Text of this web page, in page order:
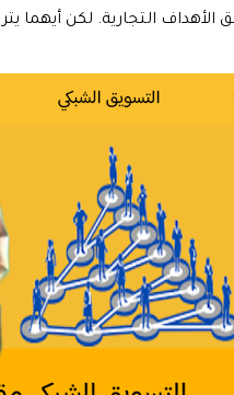
التجارية. لكن